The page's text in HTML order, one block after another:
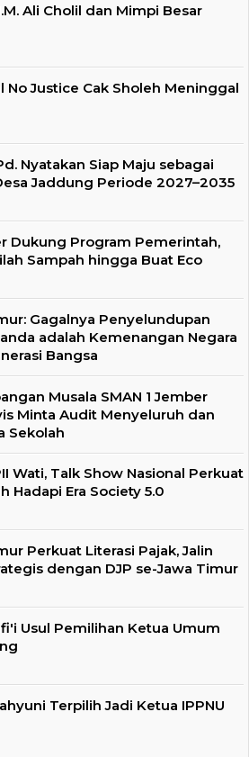
Ali Cholil dan Mimpi Besar
No Justice Cak Sholeh Meninggal
Nyatakan Siap Maju sebagai
Jaddung Periode 2027–2035
Dukung Program Pemerintah,
Sampah hingga Buat Eco
Gagalnya Penyelundupan
adalah Kemenangan Negara
Bangsa
Musala SMAN 1 Jember
Minta Audit Menyeluruh dan
Sekolah
Wati, Talk Show Nasional Perkuat
Hadapi Era Society 5.0
Perkuat Literasi Pajak, Jalin
dengan DJP se-Jawa Timur
Usul Pemilihan Ketua Umum
Terpilih Jadi Ketua IPPNU